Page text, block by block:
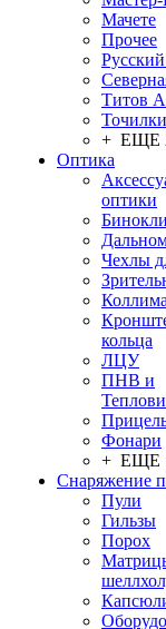
Мачете
Прочее
Титов
Точилки
+ ЕЩЕ
Оптика
оптики
Бинокли
Чехлы
кольца
ЛЦУ
ПНВ и
Фонари
+ ЕЩЕ
Снаряжение
Пули
Гильзы
Порох